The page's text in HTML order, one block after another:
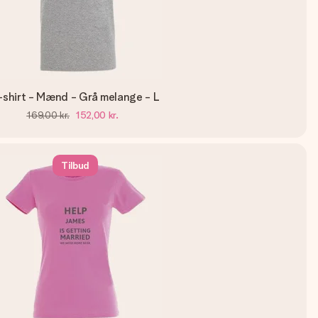
- Mænd - Grå melange - L
169,00 kr. 152,00 kr.
Tilbud